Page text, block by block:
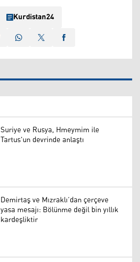
Kurdistan24
Suriye ve Rusya, Hmeymim ile
Tartus'un devrinde anlaştı
Demirtaş ve Mızraklı’dan çerçeve
yasa mesajı: Bölünme değil bin yıllık
kardeşliktir